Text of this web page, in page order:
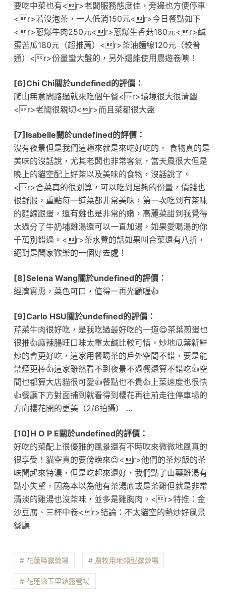
要吃中菜也有<r>老闆服務態度佳，旁邊也方便停車
<r>若沒泡茶，一人低消150元<r>今日餐點如下
<r>蔥爆牛肉250元<r>蔥爆生香菇180元<r>鹹
蛋苦瓜180元（超推薦）<r>茶油麵線120元（較普
通）<r>份量蠻大盤的，另外還能使用農遊卷噢！
[6]Chi Chi關於undefined的評價：
爬山無意間路過就來吃個午餐<r>環境很大很清幽
<r>老闆很親切<r>而且菜都很大盤
[7]Isabelle關於undefined的評價：
沒有夜景但是我們這趟來就是來吃好吃的， 食物真的是
美味的沒話說，尤其老闆也非常客氣，當天風很大但是
晚上的貓空配上好茶以及美味的食物，沒話說了。
<r>合菜真的很划算，可以吃到足夠的份量，價錢也
很舒服，重點每一道菜都非常美味，第一次吃到有茶味
的麵線跟蛋，還有雞也是非常的嫩，高麗菜甜到我覺得
太過分了牛奶埔雞湯還可以一直加湯，如果愛喝湯的你
千萬別錯過。<r>茶水費的話如果叫合菜還有八折，
絕對是闔家歡樂的一個好去處！
[8]Selena Wang關於undefined的評價：
經濟實惠，菜色可口，值得一再光顧喔👍
[9]Carlo HSU關於undefined的評價：
芹菜牛肉很好吃，是我吃過最好吃的一道😋茶葉煎蛋也
很推👍麻辣腸旺口味太重太鹹比較可惜，炒地瓜葉新鮮
炒的會更好吃，這家用餐喝茶的戶外空間不錯，要是能
禁煙更棒👍這家雖然看不到夜景不過餐還算不錯吃👍空
間也都算大店貓很可愛👍餐點也不貴👍上菜速度也很快
👍餐廳下方對面捕到就看得到櫻花再往前走往停車場的
方向櫻花開的更美（2/6拍攝） …
[10]H O P E關於undefined的評價：
好吃的菜配上很優雅的風景還有不時吹來微微地風真的
很享受！貓空真的要傍晚來😉<r>他們的茶炒飯的茶
味聞起來特濃，但是吃起來還好，我們點了山藥雞湯有
點小失望，因為本以為他有茶湯底或是茶雞但就是非常
清淡的雞湯也沒茶味，並多是雞胸肉。<r>特推：金
沙豆腐、三杯中卷<r>結論：不太貓空的熱炒好風景
餐廳
# 花蓮縣露營場 # 農牧用地類型露營場
# 花蓮縣玉里鎮露營場